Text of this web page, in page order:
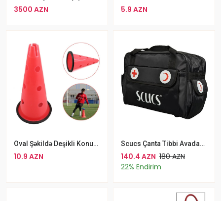
3500 AZN 5.9 AZN
Oval Şəkildə Deşikli Konus 41 Sm Hündürlükdə Futbol Təlim Konusu
10.9 AZN
Scucs Çanta Tibbi Avadanlıqlar Üçün Scucs Sc10579 Tibb Çantası
140.4 AZN 180 AZN
22% Endirim